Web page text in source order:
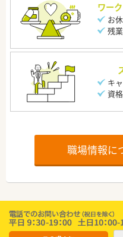
ワー
お
残
キ
資
職場情報に